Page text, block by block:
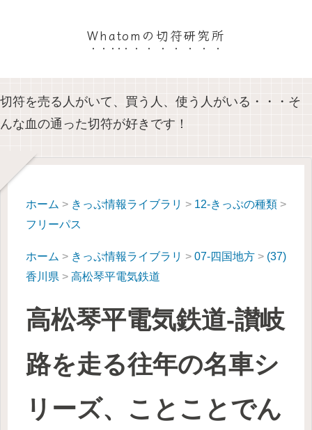
Whatomの切符研究所
切符を売る人がいて、買う人、使う人がいる・・・そ
んな血の通った切符が好きです！
ホーム > きっぷ情報ライブラリ > 12-きっぷの種類 >
フリーパス
ホーム > きっぷ情報ライブラリ > 07-四国地方 > (37)
香川県 > 高松琴平電気鉄道
高松琴平電気鉄道-讃岐
路を走る往年の名車シ
リーズ、ことことでん